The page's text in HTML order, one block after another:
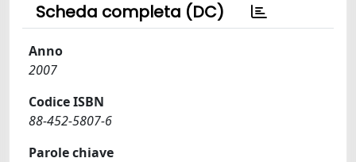
Scheda completa (DC)
Anno
2007
Codice ISBN
88-452-5807-6
Parole chiave